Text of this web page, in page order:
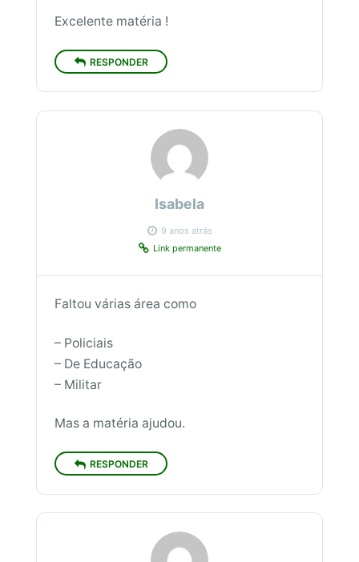
Excelente matéria !
RESPONDER
Isabela
9 anos atrás
Link permanente
Faltou várias área como
– Policiais
– De Educação
– Militar
Mas a matéria ajudou.
RESPONDER